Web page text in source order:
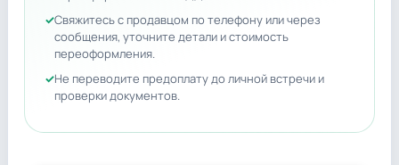
Свяжитесь с продавцом по телефону или через
сообщения, уточните детали и стоимость
переоформления.
Не переводите предоплату до личной встречи и
проверки документов.